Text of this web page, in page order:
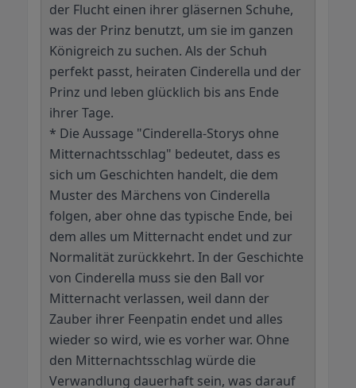
der Flucht einen ihrer gläsernen Schuhe,
was der Prinz benutzt, um sie im ganzen
Königreich zu suchen. Als der Schuh
perfekt passt, heiraten Cinderella und der
Prinz und leben glücklich bis ans Ende
ihrer Tage.
* Die Aussage "Cinderella-Storys ohne
Mitternachtsschlag" bedeutet, dass es
sich um Geschichten handelt, die dem
Muster des Märchens von Cinderella
folgen, aber ohne das typische Ende, bei
dem alles um Mitternacht endet und zur
Normalität zurückkehrt. In der Geschichte
von Cinderella muss sie den Ball vor
Mitternacht verlassen, weil dann der
Zauber ihrer Feenpatin endet und alles
wieder so wird, wie es vorher war. Ohne
den Mitternachtsschlag würde die
Verwandlung dauerhaft sein, was darauf